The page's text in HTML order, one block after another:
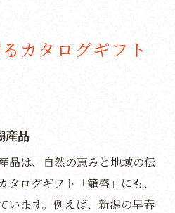
ったカタログギフトの秘
る美しい贈り物
の手仕事
する選りすぐりの品
した特別なカタログギフ
カタログギフト
産品
品は、自然の恵みと地域の伝
ログギフト「籠盛」にも、
います。例えば、新潟の早春